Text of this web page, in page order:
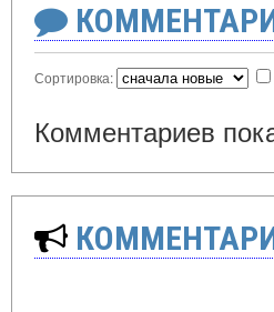
Сортировка:
Комментариев